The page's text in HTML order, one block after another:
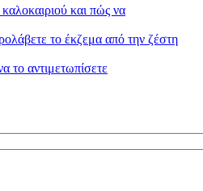
και πώς να
το έκζεμα από την ζέστη
το αντιμετωπίσετε